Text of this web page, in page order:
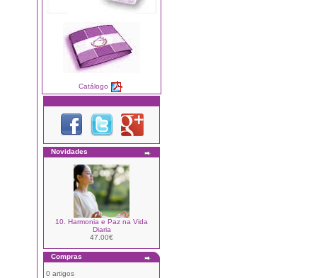
Catálogo
Novidades
10. Harmonia e Paz na Vida
Diaria
47.00€
Compras
0 artigos